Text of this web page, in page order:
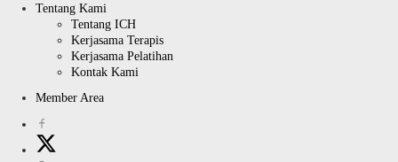
Tentang Kami
Tentang ICH
Kerjasama Terapis
Kerjasama Pelatihan
Kontak Kami
Member Area